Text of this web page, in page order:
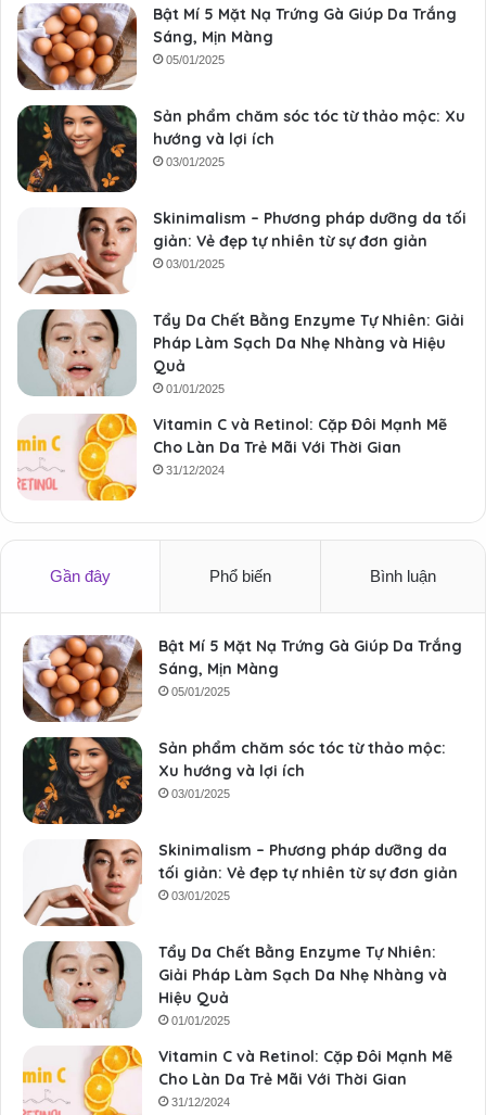
Bật Mí 5 Mặt Nạ Trứng Gà Giúp Da Trắng
Sáng, Mịn Màng
05/01/2025
Sản phẩm chăm sóc tóc từ thảo mộc: Xu
hướng và lợi ích
03/01/2025
Skinimalism – Phương pháp dưỡng da tối
giản: Vẻ đẹp tự nhiên từ sự đơn giản
03/01/2025
Tẩy Da Chết Bằng Enzyme Tự Nhiên: Giải
Pháp Làm Sạch Da Nhẹ Nhàng và Hiệu
Quả
01/01/2025
Vitamin C và Retinol: Cặp Đôi Mạnh Mẽ
Cho Làn Da Trẻ Mãi Với Thời Gian
31/12/2024
Gần đây Phổ biến Bình luận
Bật Mí 5 Mặt Nạ Trứng Gà Giúp Da Trắng
Sáng, Mịn Màng
05/01/2025
Sản phẩm chăm sóc tóc từ thảo mộc:
Xu hướng và lợi ích
03/01/2025
Skinimalism – Phương pháp dưỡng da
tối giản: Vẻ đẹp tự nhiên từ sự đơn giản
03/01/2025
Tẩy Da Chết Bằng Enzyme Tự Nhiên:
Giải Pháp Làm Sạch Da Nhẹ Nhàng và
Hiệu Quả
01/01/2025
Vitamin C và Retinol: Cặp Đôi Mạnh Mẽ
Cho Làn Da Trẻ Mãi Với Thời Gian
31/12/2024